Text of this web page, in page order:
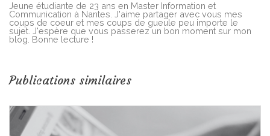
Jeune étudiante de 23 ans en Master Information et
Communication à Nantes. J'aime partager avec vous mes
coups de coeur et mes coups de gueule peu importe le
sujet. J'espère que vous passerez un bon moment sur mon
blog. Bonne lecture !
Publications similaires